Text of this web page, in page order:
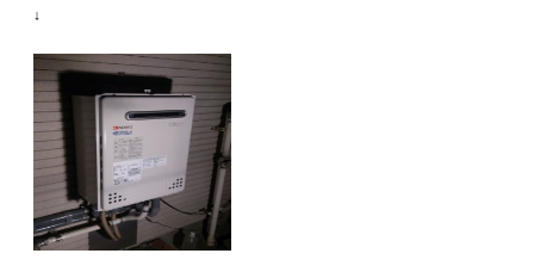
↓